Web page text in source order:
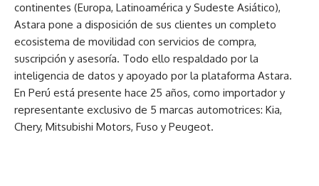
continentes (Europa, Latinoamérica y Sudeste Asiático),
Astara pone a disposición de sus clientes un completo
ecosistema de movilidad con servicios de compra,
suscripción y asesoría. Todo ello respaldado por la
inteligencia de datos y apoyado por la plataforma Astara.
En Perú está presente hace 25 años, como importador y
representante exclusivo de 5 marcas automotrices: Kia,
Chery, Mitsubishi Motors, Fuso y Peugeot.